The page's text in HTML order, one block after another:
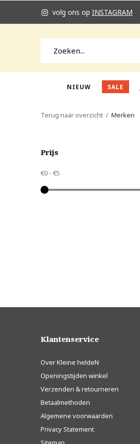
NIEUW SALE
volg ons op INSTAGRAM
Terug naar overzicht Merken
Prijs
€0 - €5
Klantenservice
Over Kleine heldeN
Openingstijden winkel
Verzenden & retourneren
Betaalmethoden
Algemene voorwaarden
Privacy Statement